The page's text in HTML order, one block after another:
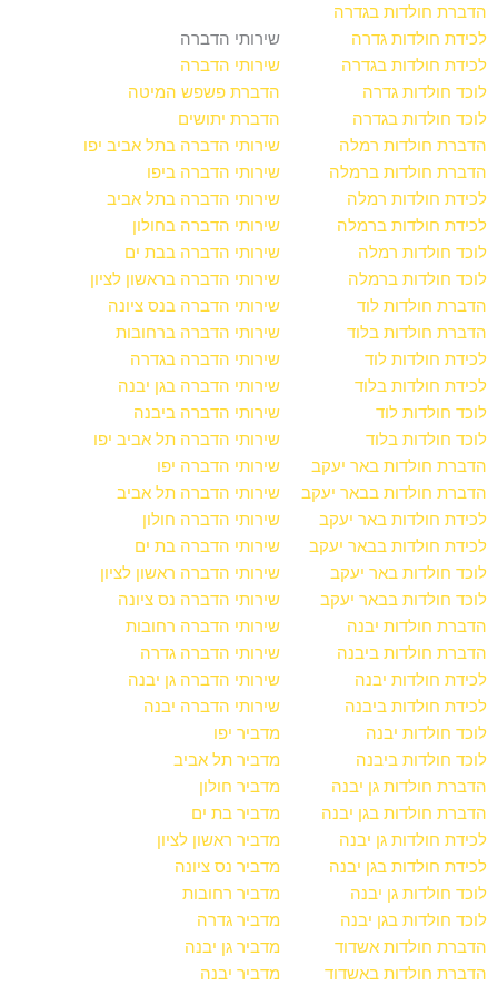
הדברת חולדות בגדרה
לכידת חולדות גדרה
לכידת חולדות בגדרה
לוכד חולדות גדרה
לוכד חולדות בגדרה
הדברת חולדות רמלה
הדברת חולדות ברמלה
לכידת חולדות רמלה
לכידת חולדות ברמלה
לוכד חולדות רמלה
לוכד חולדות ברמלה
הדברת חולדות לוד
הדברת חולדות בלוד
לכידת חולדות לוד
לכידת חולדות בלוד
לוכד חולדות לוד
לוכד חולדות בלוד
הדברת חולדות באר יעקב
הדברת חולדות בבאר יעקב
לכידת חולדות באר יעקב
לכידת חולדות בבאר יעקב
לוכד חולדות באר יעקב
לוכד חולדות בבאר יעקב
הדברת חולדות יבנה
הדברת חולדות ביבנה
לכידת חולדות יבנה
לכידת חולדות ביבנה
לוכד חולדות יבנה
לוכד חולדות ביבנה
הדברת חולדות גן יבנה
הדברת חולדות בגן יבנה
לכידת חולדות גן יבנה
לכידת חולדות בגן יבנה
לוכד חולדות גן יבנה
לוכד חולדות בגן יבנה
הדברת חולדות אשדוד
הדברת חולדות באשדוד
שירותי הדברה
שירותי הדברה
הדברת פשפש המיטה
הדברת יתושים
שירותי הדברה בתל אביב יפו
שירותי הדברה ביפו
שירותי הדברה בתל אביב
שירותי הדברה בחולון
שירותי הדברה בבת ים
שירותי הדברה בראשון לציון
שירותי הדברה בנס ציונה
שירותי הדברה ברחובות
שירותי הדברה בגדרה
שירותי הדברה בגן יבנה
שירותי הדברה ביבנה
שירותי הדברה תל אביב יפו
שירותי הדברה יפו
שירותי הדברה תל אביב
שירותי הדברה חולון
שירותי הדברה בת ים
שירותי הדברה ראשון לציון
שירותי הדברה נס ציונה
שירותי הדברה רחובות
שירותי הדברה גדרה
שירותי הדברה גן יבנה
שירותי הדברה יבנה
מדביר יפו
מדביר תל אביב
מדביר חולון
מדביר בת ים
מדביר ראשון לציון
מדביר נס ציונה
מדביר רחובות
מדביר גדרה
מדביר גן יבנה
מדביר יבנה